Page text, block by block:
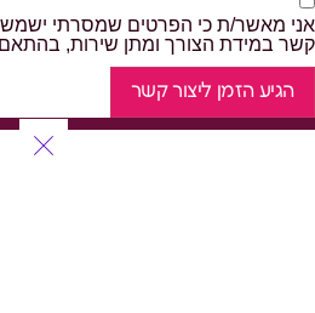
אני מאשר/ת כי הפרטים שמסרתי ישמשו
קשר במידת הצורך ומתן שירות, בהתאם
הגיע הזמן ליצור קשר